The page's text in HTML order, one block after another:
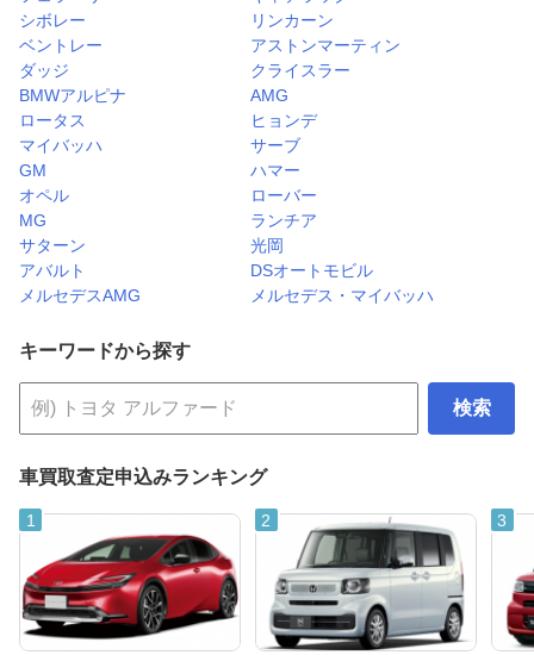
シボレー
リンカーン
ベントレー
アストンマーティン
ダッジ
クライスラー
BMWアルピナ
AMG
ロータス
ヒョンデ
マイバッハ
サーブ
GM
ハマー
オペル
ローバー
MG
ランチア
サターン
光岡
アバルト
DSオートモビル
メルセデスAMG
メルセデス・マイバッハ
キーワードから探す
検索
車買取査定申込みランキング